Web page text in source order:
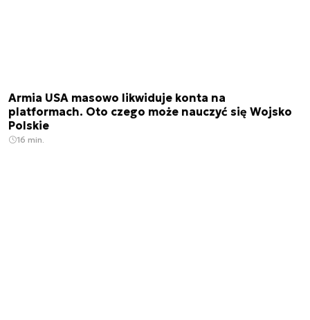
Armia USA masowo likwiduje konta na
platformach. Oto czego może nauczyć się Wojsko
Polskie
16 min.